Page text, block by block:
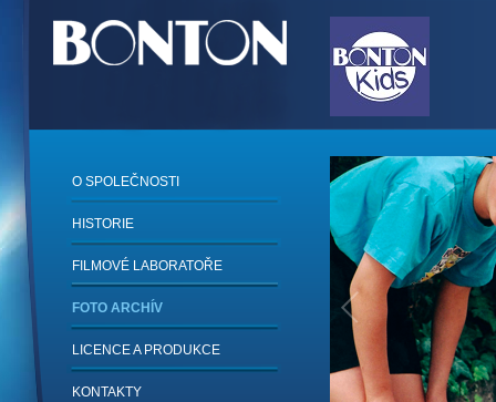
O SPOLEČNOSTI
HISTORIE
FILMOVÉ LABORATOŘE
FOTO ARCHÍV
LICENCE A PRODUKCE
KONTAKTY